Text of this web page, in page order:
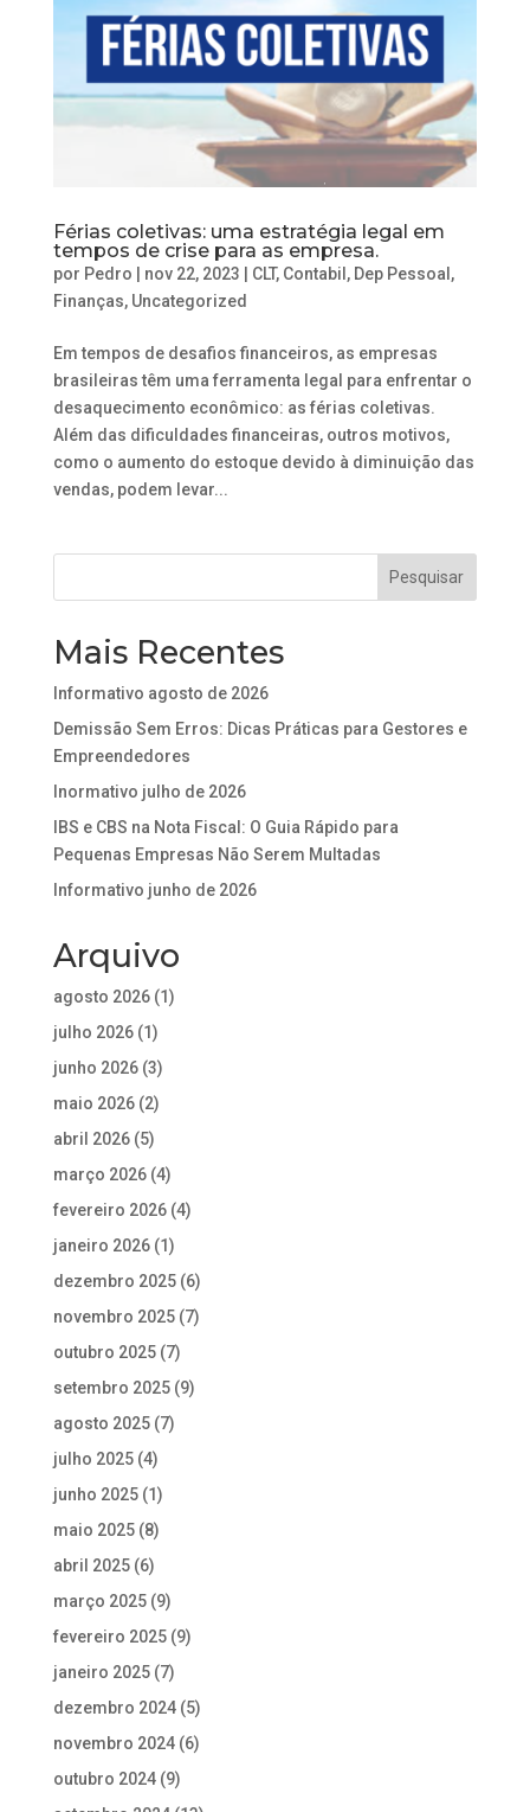
Férias coletivas: uma estratégia legal em
tempos de crise para as empresa.
por Pedro nov 22, 2023 CLT, Contabil , Dep Pessoal ,
Finanças, Uncategorized
Em tempos de desafios financeiros, as empresas
brasileiras têm uma ferramenta legal para enfrentar o
desaquecimento econômico: as férias coletivas.
Além das dificuldades financeiras, outros motivos,
como o aumento do estoque devido à diminuição das
vendas, podem levar...
Mais Recentes
Informativo agosto de 2026
Demissão Sem Erros: Dicas Práticas para Gestores e
Empreendedores
Inormativo julho de 2026
IBS e CBS na Nota Fiscal: O Guia Rápido para
Pequenas Empresas Não Serem Multadas
Informativo junho de 2026
Arquivo
agosto 2026(1)
julho 2026(1)
junho 2026(3)
maio 2026(2)
abril 2026(5)
março 2026(4)
fevereiro 2026(4)
janeiro 2026(1)
dezembro 2025(6)
novembro 2025(7)
outubro 2025(7)
setembro 2025(9)
agosto 2025(7)
julho 2025(4)
junho 2025(1)
maio 2025(8)
abril 2025(6)
março 2025(9)
fevereiro 2025(9)
janeiro 2025(7)
dezembro 2024(5)
novembro 2024(6)
outubro 2024(9)